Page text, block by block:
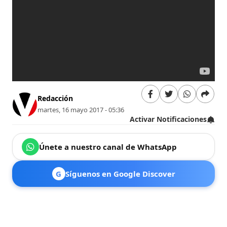
Redacción
martes, 16 mayo 2017 - 05:36
Activar Notificaciones
Únete a nuestro canal de WhatsApp
G Síguenos en Google Discover